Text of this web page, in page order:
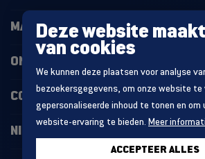
Deze website
van cookies
We kunnen deze plaatsen voor analyse
bezoekersgegevens, om onze website te
gepersonaliseerde inhoud te tonen en om
website-ervaring te bieden. Meer
ACCEPTEER ALLES
MAGAZIJNINRICHTING
ONZE PROJECTEN
CONTACT
NIEUWS